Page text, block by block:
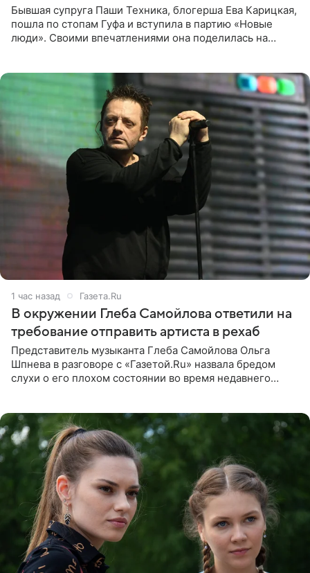
Бывшая супруга Паши Техника, блогерша Ева Карицкая,
пошла по стопам Гуфа и вступила в партию «Новые
люди». Своими впечатлениями она поделилась на
1 час назад Газета.Ru
В окружении Глеба Самойлова ответили на
требование отправить артиста в рехаб
Представитель музыканта Глеба Самойлова Ольга
Шпнева в разговоре с «Газетой.Ru» назвала бредом
слухи о его плохом состоянии во время недавнего